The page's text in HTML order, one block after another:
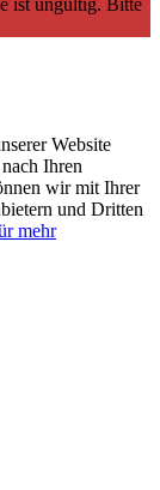
ist ungültig. Bitte
Website
Ihren
wir mit Ihrer
und Dritten
mehr